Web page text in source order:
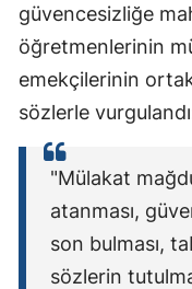
güvencesizliğe
öğretmenlerinin
emekçilerinin
sözlerle
"Mülakat
atanması,
son bulması,
sözlerin